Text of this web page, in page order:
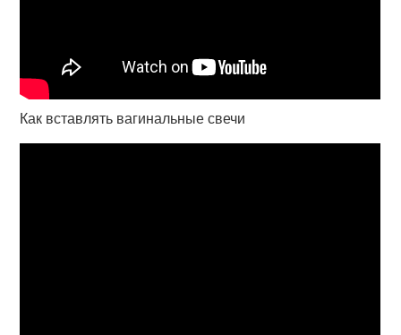
Как вставлять вагинальные свечи